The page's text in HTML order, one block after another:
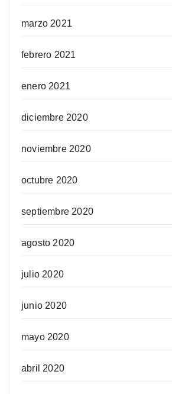
marzo 2021
febrero 2021
enero 2021
diciembre 2020
noviembre 2020
octubre 2020
septiembre 2020
agosto 2020
julio 2020
junio 2020
mayo 2020
abril 2020